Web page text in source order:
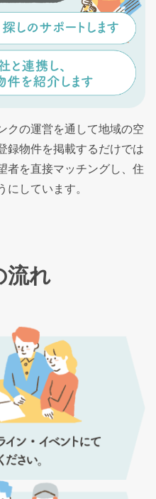
クの運営を通して地域の空
録物件を掲載するだけでは
者を直接マッチングし、住
にしています。
流れ